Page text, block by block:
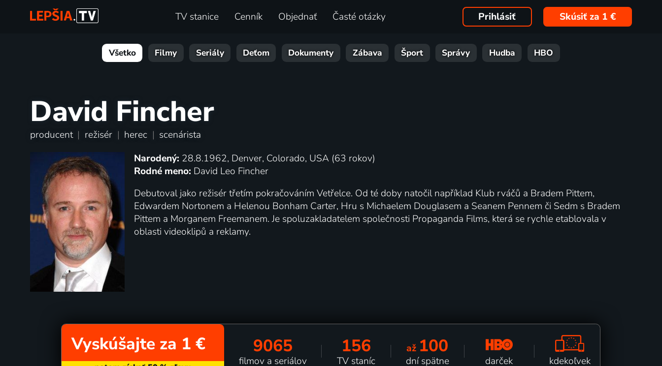
TV stanice Cenník Objednať Časté otázky Prihlásiť Skúsiť za 1 €
Všetko Filmy Seriály Deťom Dokumenty Zábava Šport Správy Hudba HBO
David Fincher
producent | režisér | herec | scenárista
Narodený: 28.8.1962, Denver, Colorado, USA (63 rokov)
Rodné meno: David Leo Fincher
Debutoval jako režisér třetím pokračováním Vetřelce. Od té doby natočil například Klub rváčů a Bradem Pittem,
Edwardem Nortonem a Helenou Bonham Carter, Hru s Michaelem Douglasem a Seanem Pennem či Sedm s Bradem
Pittem a Morganem Freemanem. Je spoluzakladatelem společnosti Propaganda Films, která se rychle etablovala v
oblasti videoklipů a reklamy.
Vyskúšajte za 1 € 9065
filmov a seriálov
156
TV staníc
až 100
dní spätne darček kdekoľvek